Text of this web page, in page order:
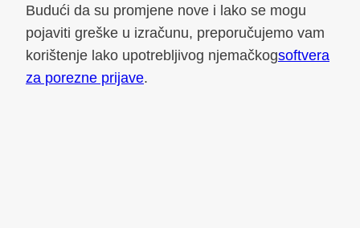
Budući da su promjene nove i lako se mogu
pojaviti greške u izračunu, preporučujemo vam
korištenje lako upotrebljivog njemačkogsoftvera
za porezne prijave.